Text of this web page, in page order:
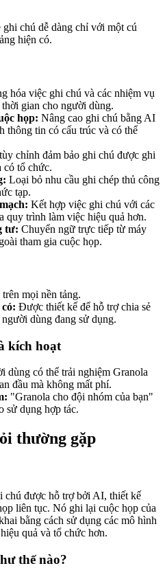
ghi chú dễ dàng chỉ với một cú
hiện có.
hóa việc ghi chú và các nhiệm vụ
gian cho người dùng.
họp: Nâng cao ghi chú bằng AI
thông tin có cấu trúc và có thể
chỉnh đảm bảo ghi chú được ghi
có tổ chức.
Loại bỏ nhu cầu ghi chép thủ công
tạp.
Kết hợp việc ghi chú với các
quy trình làm việc hiệu quả hơn.
tư: Chuyển ngữ trực tiếp từ máy
tham gia cuộc họp.
mọi nền tảng.
Được thiết kế để hỗ trợ chia sẻ
dùng đang sử dụng.
kích hoạt
dùng có thể trải nghiệm Granola
đầu mà không mất phí.
"Granola cho đội nhóm của bạn"
sử dụng hợp tác.
thường gặp
chú được hỗ trợ bởi AI, thiết kế
liên tục. Nó ghi lại cuộc họp của
bằng cách sử dụng các mô hình
quả và tổ chức hơn.
thế nào?